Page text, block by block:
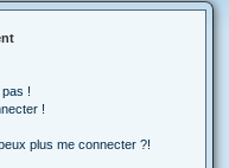
e
pas !
!
plus me connecter ?!